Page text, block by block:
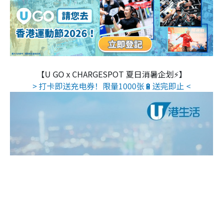
【U GO x CHARGESPOT 夏日消暑企划⚡】
> 打卡即送充电券！限量1000张🔋送完即止 <